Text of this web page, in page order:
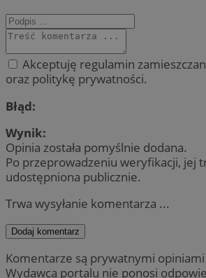
Akceptuję regulamin
oraz politykę prywatności.
Błąd:
Wynik:
Opinia została pomyślnie dodana.
Po przeprowadzeniu weryfikacji, jej
udostępniona publicznie.
Trwa wysyłanie komentarza ...
Dodaj komentarz
Komentarze są prywatnymi
Wydawca portalu nie ponosi